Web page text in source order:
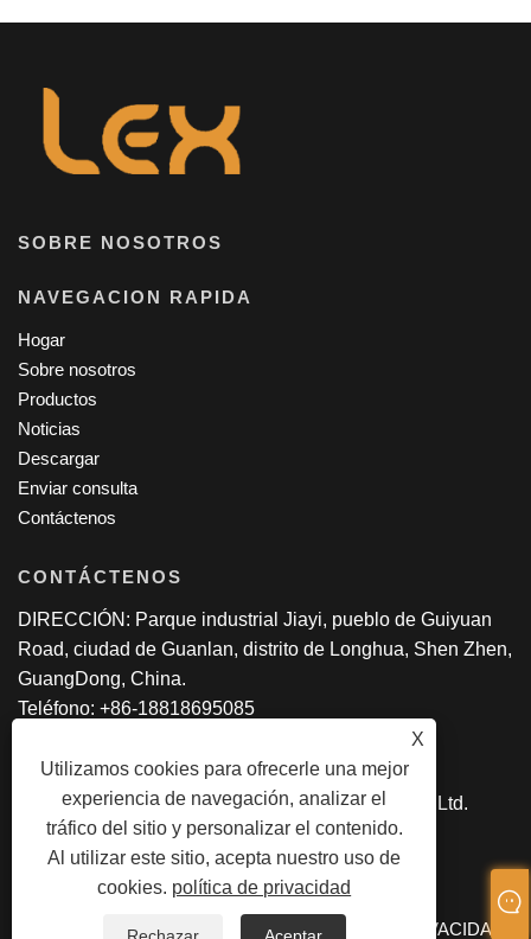
X
Utilizamos cookies para ofrecerle una mejor
experiencia de navegación, analizar el
tráfico del sitio y personalizar el contenido.
Al utilizar este sitio, acepta nuestro uso de
cookies. política de privacidad
SOBRE NOSOTROS
NAVEGACION RAPIDA
Hogar
Sobre nosotros
Productos
Noticias
Descargar
Enviar consulta
Contáctenos
CONTÁCTENOS
DIRECCIÓN: Parque industrial Jiayi, pueblo de Guiyuan
Road, ciudad de Guanlan, distrito de Longhua, Shen Zhen,
GuangDong, China.
Teléfono: +86-18818695085
Copyright © 2022 Shenzhen Lex Smart Co., Ltd.
Reservados todos los derechos.
SITEMAP RSS XML POLÍTICA DE PRIVACIDAD